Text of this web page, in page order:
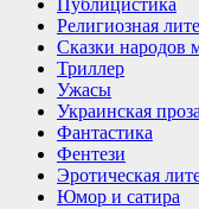
Публицистика
Религиозная
Сказки народов
Триллер
Ужасы
Украинская проза
Фантастика
Фентези
Эротическая
Юмор и сатира